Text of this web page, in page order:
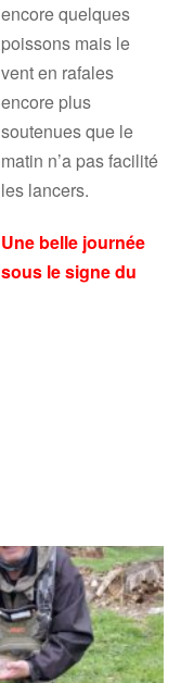
encore quelques
poissons mais le
vent en rafales
encore plus
soutenues que le
matin n’a pas facilité
les lancers.
Une belle journée
sous le signe du